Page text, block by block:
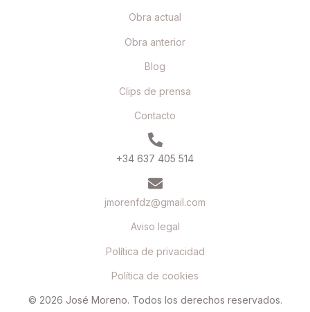
Obra actual
Obra anterior
Blog
Clips de prensa
Contacto
+34 637 405 514
jmorenfdz@gmail.com
Aviso legal
Política de privacidad
Política de cookies
© 2026 José Moreno. Todos los derechos reservados.